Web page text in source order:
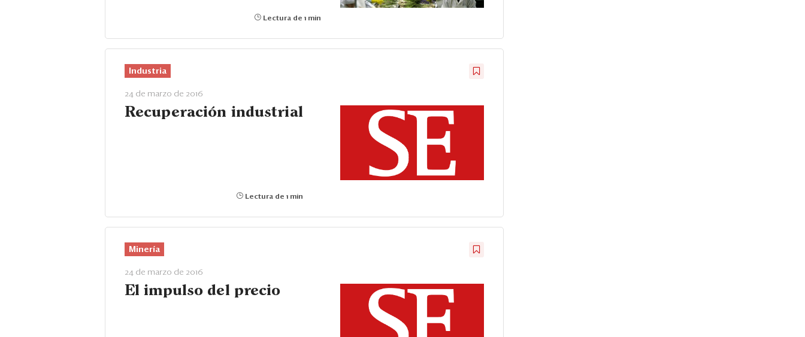
Lectura de 1 min
Industria
24 de marzo de 2016
Recuperación industrial
Lectura de 1 min
Minería
24 de marzo de 2016
El impulso del precio